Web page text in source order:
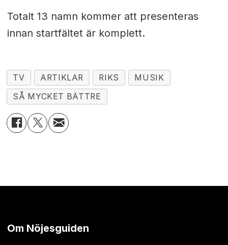
Totalt 13 namn kommer att presenteras
innan startfältet är komplett.
TV ARTIKLAR RIKS
MUSIK
SÅ MYCKET BÄTTRE
Om Nöjesguiden